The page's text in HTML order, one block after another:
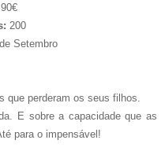
200
Setembro
que perderam os seus filhos.
E sobre a capacidade que as
para o impensável!